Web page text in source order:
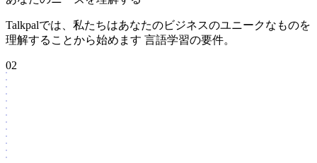
Talkpalでは、私たちはあなたのビジネスのユニークなものを
理解することから始めます 言語学習の要件。
02